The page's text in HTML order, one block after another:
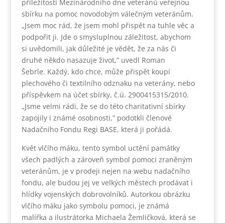
příležitosti Mezinárodního dne veteránů veřejnou
sbírku na pomoc novodobým válečným veteránům.
„Jsem moc rád, že jsem mohl přispět na tuhle věc a
podpořit ji. Jde o smysluplnou záležitost, abychom
si uvědomili, jak důležité je vědět, že za nás či
druhé někdo nasazuje život,” uvedl Roman
Šebrle. Každý, kdo chce, může přispět koupí
plechového či textilního odznaku na veterány, nebo
příspěvkem na účet sbírky, č.ú. 2900415315/2010.
„Jsme velmi rádi, že se do této charitativní sbírky
zapojily i známé osobnosti,” podotkli členové
Nadačního Fondu Regi BASE, která ji pořádá.
Květ vlčího máku, tento symbol uctění památky
všech padlých a zároveň symbol pomoci zraněným
veteránům, je v prodeji nejen na webu nadačního
fondu, ale budou jej ve velkých městech prodávat i
hlídky vojenských dobrovolníků. Autorkou obrázku
vlčího máku jako symbolu pomoci, je známá
malířka a ilustrátorka Michaela Žemličková, která se